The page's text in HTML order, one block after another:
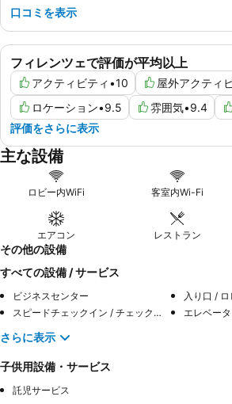
フィレンツェで評価が平均以上
アクティビティ •10 屋外アクティ
ロケーション•9.5 雰囲気•9.4
評価をさらに表示
口コミを表示
主な設備
ロビー内WiFi 客室内Wi-Fi
エアコン レストラン
その他の設備
すべての設備 / サービス
ビジネスセンター
入り口 / ロ
スピードチェックイン / チェックアウト
エレベー
さらに表示
子供用設備・サービス
託児サービス